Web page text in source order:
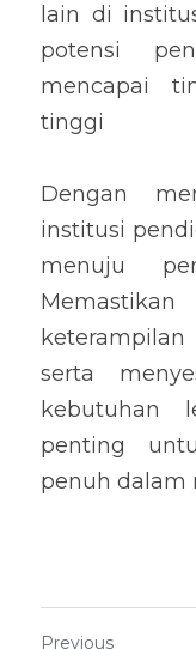
lain di
potensi
mencapai
tinggi
Dengan
institusi
menuju
serta
kebutuhan
penting
penuh dalam
Previous